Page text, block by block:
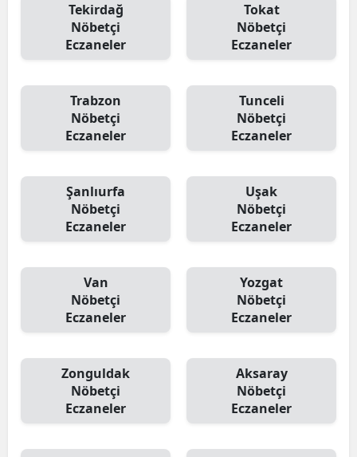
Tekirdağ
Nöbetçi
Eczaneler
Tokat
Nöbetçi
Eczaneler
Trabzon
Nöbetçi
Eczaneler
Tunceli
Nöbetçi
Eczaneler
Şanlıurfa
Nöbetçi
Eczaneler
Uşak
Nöbetçi
Eczaneler
Van
Nöbetçi
Eczaneler
Yozgat
Nöbetçi
Eczaneler
Zonguldak
Nöbetçi
Eczaneler
Aksaray
Nöbetçi
Eczaneler